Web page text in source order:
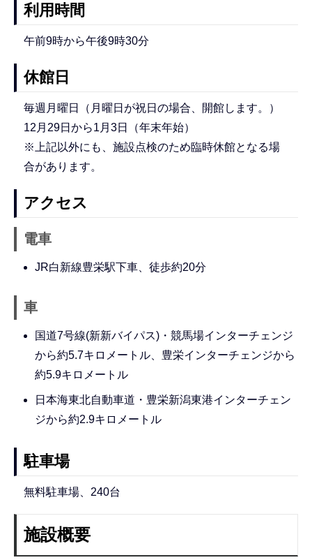
利用時間
午前9時から午後9時30分
休館日
毎週月曜日（月曜日が祝日の場合、開館します。）
12月29日から1月3日（年末年始）
※上記以外にも、施設点検のため臨時休館となる場
合があります。
アクセス
電車
JR白新線豊栄駅下車、徒歩約20分
車
国道7号線(新新バイパス)・競馬場インターチェンジ
から約5.7キロメートル、豊栄インターチェンジから
約5.9キロメートル
日本海東北自動車道・豊栄新潟東港インターチェン
ジから約2.9キロメートル
駐車場
無料駐車場、240台
施設概要